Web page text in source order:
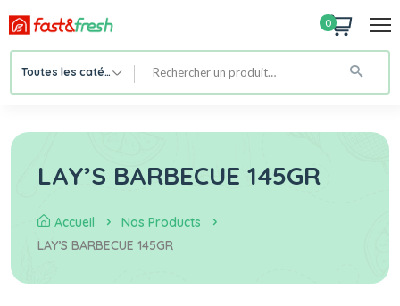
0
Toutes les catégories
LAY’S BARBECUE 145GR
Accueil
Nos Products
LAY’S BARBECUE 145GR